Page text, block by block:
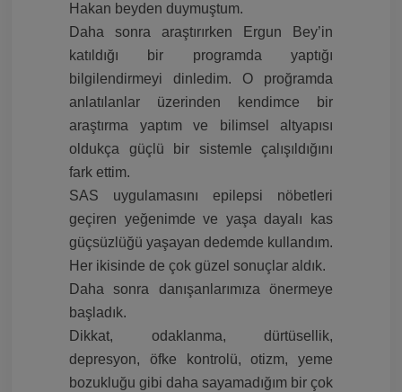
Hakan beyden duymuştum.
Daha sonra araştırırken Ergun Bey’in
katıldığı bir programda yaptığı
bilgilendirmeyi dinledim. O proğramda
anlatılanlar üzerinden kendimce bir
araştırma yaptım ve bilimsel altyapısı
oldukça güçlü bir sistemle çalışıldığını
fark ettim.
SAS uygulamasını epilepsi nöbetleri
geçiren yeğenimde ve yaşa dayalı kas
güçsüzlüğü yaşayan dedemde kullandım.
Her ikisinde de çok güzel sonuçlar aldık.
Daha sonra danışanlarımıza önermeye
başladık.
Dikkat, odaklanma, dürtüsellik,
depresyon, öfke kontrolü, otizm, yeme
bozukluğu gibi daha sayamadığım bir çok